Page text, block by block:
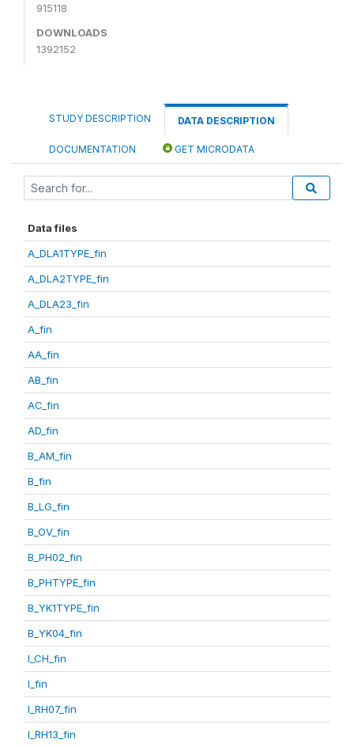
915118
DOWNLOADS
1392152
STUDY DESCRIPTION DATA DESCRIPTION
DOCUMENTATION GET MICRODATA
Data files
A_DLA1TYPE_fin
A_DLA2TYPE_fin
A_DLA23_fin
A_fin
AA_fin
AB_fin
AC_fin
AD_fin
B_AM_fin
B_fin
B_LG_fin
B_OV_fin
B_PH02_fin
B_PHTYPE_fin
B_YK1TYPE_fin
B_YK04_fin
I_CH_fin
I_fin
I_RH07_fin
I_RH13_fin